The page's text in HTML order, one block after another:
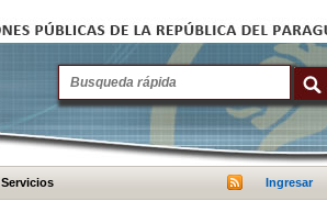
Servicios Ingresar